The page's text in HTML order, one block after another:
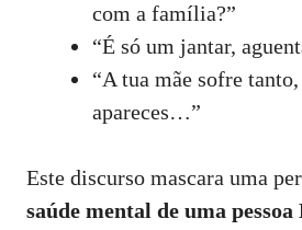
com a família?”
“É só um jantar,
“A tua mãe sofre
apareces…”
Este discurso mascara uma
saúde mental de uma